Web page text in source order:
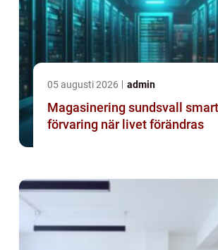
05 augusti 2026 admin
Magasinering sundsvall smart
förvaring när livet förändras